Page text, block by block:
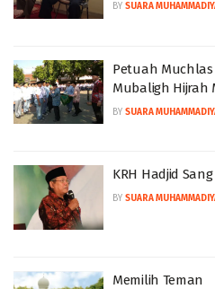
BY SUARA
Petuah
Mubaligh Hijrah
BY SUARA
KRH Hadjid
BY SUARA
Memilih Teman